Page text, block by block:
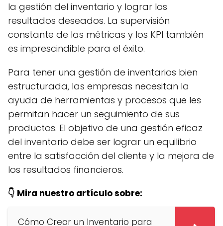
la gestión del inventario y lograr los
resultados deseados. La supervisión
constante de las métricas y los KPI también
es imprescindible para el éxito.
Para tener una gestión de inventarios bien
estructurada, las empresas necesitan la
ayuda de herramientas y procesos que les
permitan hacer un seguimiento de sus
productos. El objetivo de una gestión eficaz
del inventario debe ser lograr un equilibrio
entre la satisfacción del cliente y la mejora de
los resultados financieros.
👇 Mira nuestro artículo sobre:
Cómo Crear un Inventario para